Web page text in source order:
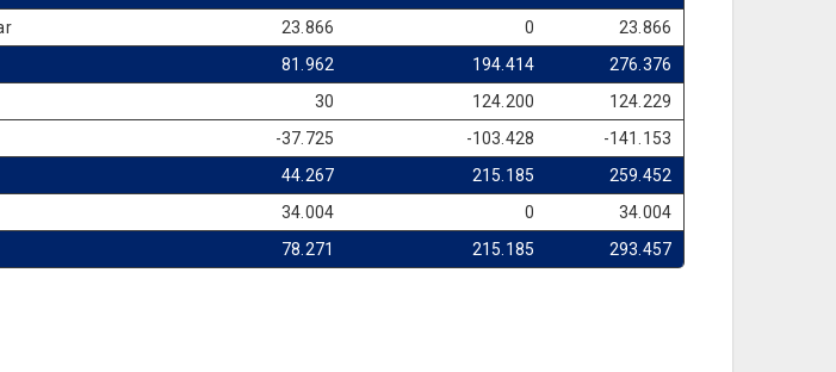
23.866 0
23.866
81.962 194.414
276.376
30 124.200
124.229
-37.725 -103.428
-141.153
44.267 215.185
259.452
34.004 0
34.004
78.271 215.185 293.457